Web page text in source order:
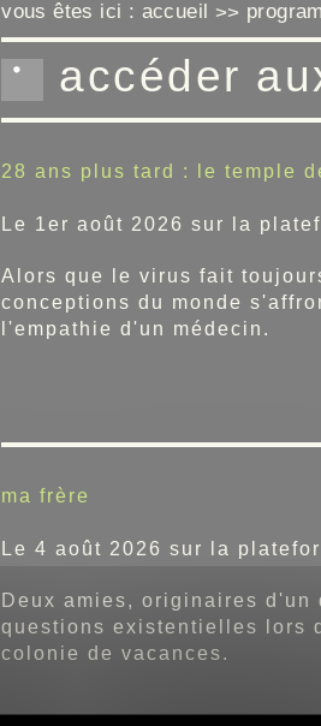
vous êtes ici : accueil >>
accéder
28 ans plus tard : le temple
Le 1er août 2026 sur la
Alors que le virus fait
conceptions du monde
l'empathie d'un médecin.
ma frère
Le 4 août 2026 sur la
Deux amies, originaires
questions existentielles lors
colonie de vacances.